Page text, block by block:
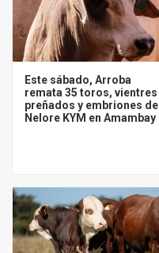
Este sábado, Arroba
remata 35 toros, vientres
preñados y embriones de
Nelore KYM en Amambay